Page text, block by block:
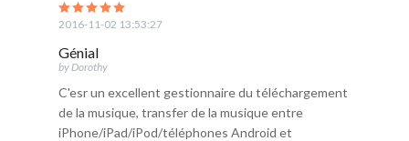
2016-11-02 13:53:27
Génial
by Dorothy
C'esr un excellent gestionnaire du téléchargement
de la musique, transfer de la musique entre
iPhone/iPad/iPod/téléphones Android et